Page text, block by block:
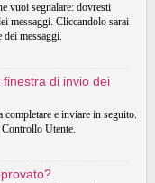
vuoi segnalare: dovresti
messaggi. Cliccandolo sarai
dei messaggi.
finestra di invio dei
completare e inviare in seguito.
Utente.